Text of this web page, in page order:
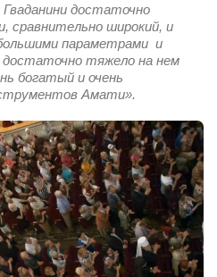
2014
достаточно
сравнительно широкий, и
параметрами и
достаточно тяжело на нем
богатый и очень
Амати».